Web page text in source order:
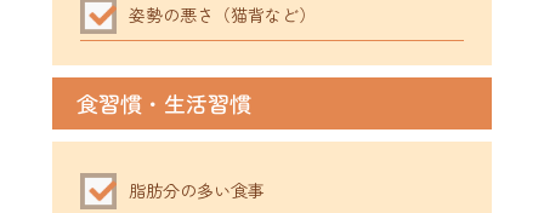
姿勢の悪さ（猫背など）
食習慣・生活習慣
脂肪分の多い食事